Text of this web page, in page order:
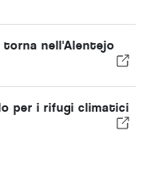
nell'Alentejo
per i rifugi climatici